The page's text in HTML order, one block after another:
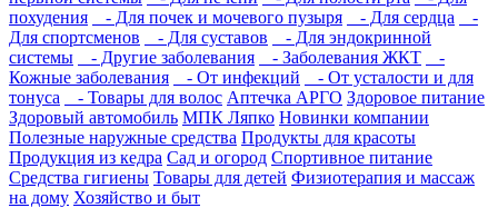
похудения
- Для почек и мочевого пузыря - Для сердца
-
Для спортсменов
- Для суставов
- Для эндокринной
системы
- Другие заболевания - Заболевания ЖКТ
-
Кожные заболевания
- От инфекций
- От усталости и для
тонуса
- Товары для волос Аптечка АРГО Здоровое питание
Здоровый автомобиль МПК Ляпко Новинки компании
Полезные наружные средства Продукты для красоты
Продукция из кедра Сад и огород Спортивное питание
Средства гигиены Товары для детей Физиотерапия и массаж
на дому Хозяйство и быт